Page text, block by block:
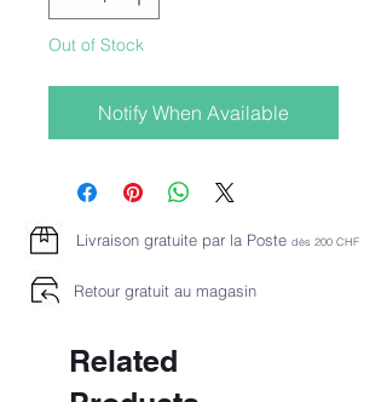
Out of Stock
Notify When Available
Livraison gratuite par la Poste dès 200 CHF
Retour gratuit au magasin
Related